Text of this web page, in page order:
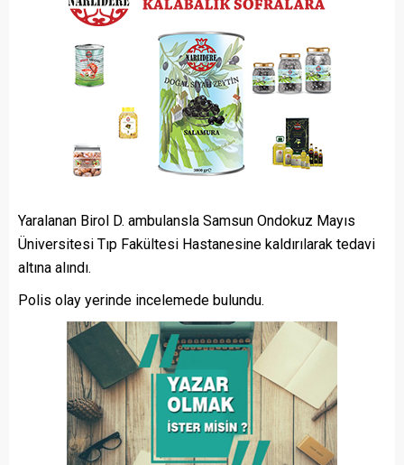
Yaralanan Birol D. ambulansla Samsun Ondokuz Mayıs
Üniversitesi Tıp Fakültesi Hastanesine kaldırılarak tedavi
altına alındı.
Polis olay yerinde incelemede bulundu.